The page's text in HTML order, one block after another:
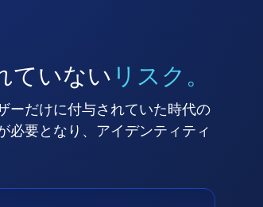
ていない リスク。
ーだけに付与されていた時代の
必要となり、アイデンティティ